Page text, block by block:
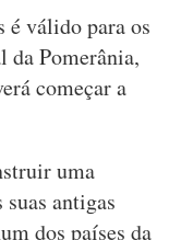
é válido para os
da Pomerânia,
começar a
uma
antigas
dos países da